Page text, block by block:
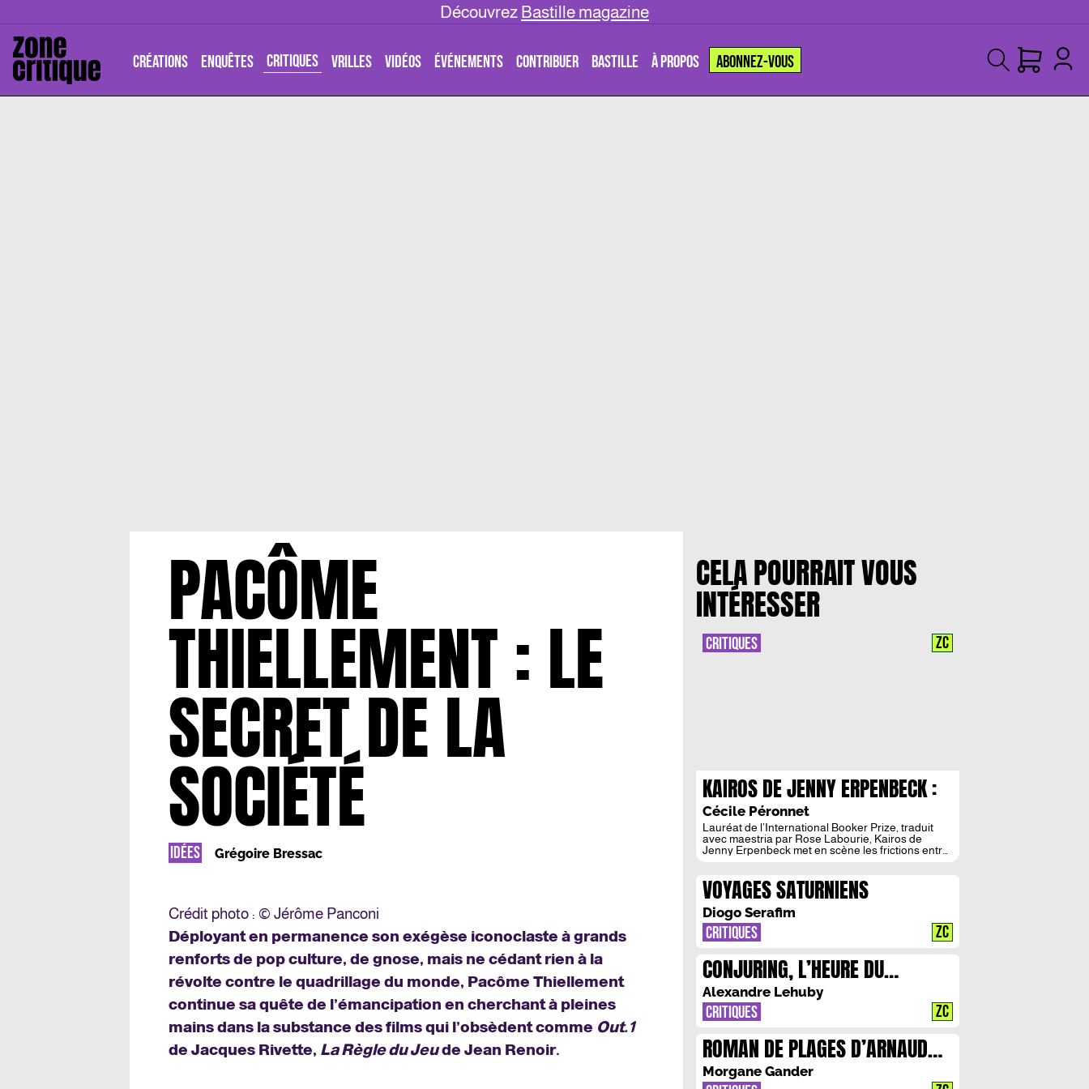
Découvrez Bastille magazine
CRÉATIONS ENQUÊTES CRITIQUES VRILLES VIDÉOS ÉVÉNEMENTS CONTRIBUER BASTILLE À PROPOS ABONNEZ-VOUS
PACÔME
THIELLEMENT : LE
SECRET DE LA
SOCIÉTÉ
IDÉES Grégoire Bressac
Crédit photo : © Jérôme Panconi
Déployant en permanence son exégèse iconoclaste à grands
renforts de pop culture, de gnose, mais ne cédant rien à la
révolte contre le quadrillage du monde, Pacôme Thiellement
continue sa quête de l’émancipation en cherchant à pleines
mains dans la substance des films qui l’obsèdent comme Out.1
de Jacques Rivette, La Règle du Jeude Jean Renoir.
CELA POURRAIT VOUS
INTÉRESSER
KAIROS DE JENNY ERPENBECK :
« LA CHUTE TOUCHE A SA FIN »
Cécile Péronnet
Lauréat de l’International Booker Prize, traduit
avec maestria par Rose Labourie, Kairos de
Jenny Erpenbeck met en scène les frictions entre
l’Ouest ; le passé et le présent. Les froissements
s’intensifient, meurtrissent les sentiments et les
[…]
CRITIQUES ZC
VOYAGES SATURNIENS
Diogo Serafim
CRITIQUES ZC
CONJURING, L’HEURE DU
JUGEMENT : DIABLE BOITEUX
Alexandre Lehuby
CRITIQUES ZC
ROMAN DE PLAGES D’ARNAUD
CATHRINE : L’ECRITURE COMME
Morgane Gander